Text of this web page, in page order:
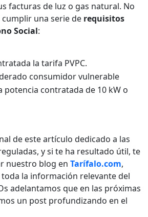
facturas de luz o gas natural. No
una serie de requisitos
Social:
la tarifa PVPC.
consumidor vulnerable
potencia contratada de 10 kW o
de este artículo dedicado a las
y si te ha resultado útil, te
nuestro blog en Tarífalo.com,
la información relevante del
adelantamos que en las próximas
un post profundizando en el